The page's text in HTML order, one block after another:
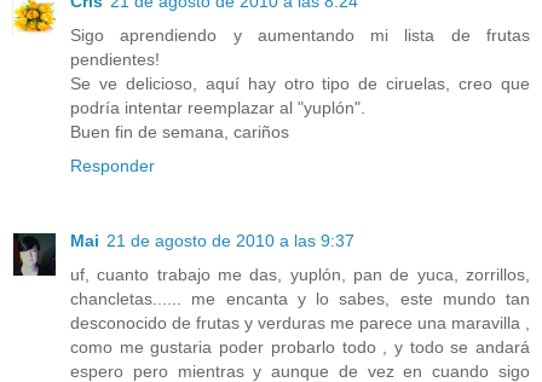
Sigo aprendiendo y aumentando mi lista de frutas
pendientes!
Se ve delicioso, aquí hay otro tipo de ciruelas, creo que
podría intentar reemplazar al "yuplón".
Buen fin de semana, cariños
Responder
Mai 21 de agosto de 2010 a las 9:37
uf, cuanto trabajo me das, yuplón, pan de yuca, zorrillos,
chancletas...... me encanta y lo sabes, este mundo tan
desconocido de frutas y verduras me parece una maravilla ,
como me gustaria poder probarlo todo , y todo se andará
espero pero mientras y aunque de vez en cuando sigo